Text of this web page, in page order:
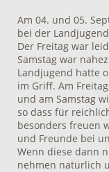
Am 04. und 05.
bei der
Der Freitag war
Samstag war
Landjugend hatte
im Griff. Am
und am Samstag
so dass für
besonders freuen
und Freunde bei
Wenn diese dann
nehmen natürlich